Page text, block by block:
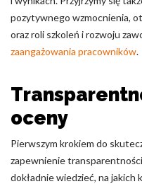
pozytywnego wzmocnienia,
oraz roli szkoleń i rozwoju
zaangażowania pracowników.
oceny
Pierwszym krokiem do
zapewnienie
dokładnie wiedzieć, na jakich
Nieklasyfikowane
Nieklasyfikowane pliki
Zapisz